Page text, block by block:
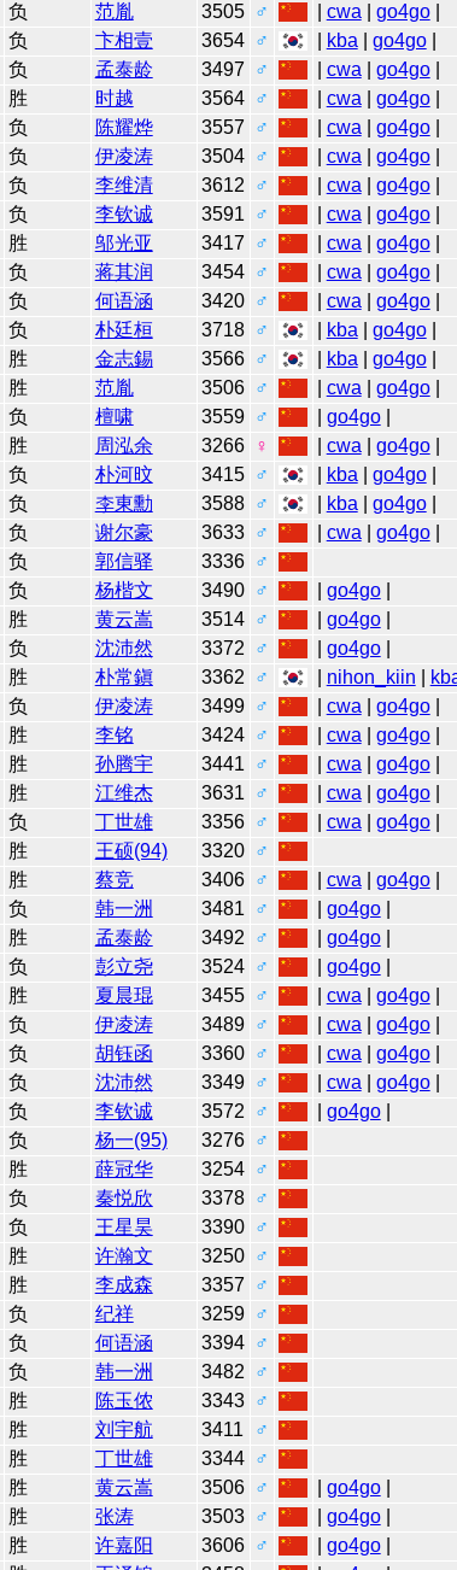
负 范胤 3505 ♂ cwa go4go|
负 卞相壹 3654 ♂ kba go4go|
负 孟泰龄 3497 ♂ cwa go4go|
胜 时越 3564 ♂ cwa go4go|
负 陈耀烨 3557 ♂ cwa go4go|
负 伊凌涛 3504 ♂ cwa go4go|
负 李维清 3612 ♂ cwa go4go|
负 李钦诚 3591 ♂ cwa go4go|
胜 邬光亚 3417 ♂ cwa go4go|
负 蒋其润 3454 ♂ cwa go4go|
负 何语涵 3420 ♂ cwa go4go|
负 朴廷桓 3718 ♂ kba go4go|
胜 金志錫 3566 ♂ kba go4go|
胜 范胤 3506 ♂ cwa go4go|
负 檀啸 3559 ♂ go4go|
胜 周泓余 3266 ♀ cwa go4go|
负 朴河旼 3415 ♂ kba go4go|
负 李東勳 3588 ♂ kba go4go|
负 谢尔豪 3633 ♂ cwa go4go|
负 郭信驿 3336
♂
负 杨楷文 3490 ♂ go4go|
胜 黄云嵩 3514 ♂ go4go|
负 沈沛然 3372 ♂ go4go|
胜 朴常鎭 3362 ♂ nihon_kiin
负 伊凌涛 3499 ♂ cwa go4go|
胜 李铭 3424 ♂ cwa go4go|
胜 孙腾宇 3441 ♂ cwa go4go|
胜 江维杰 3631 ♂ cwa go4go|
负 丁世雄 3356 ♂ cwa go4go|
胜 王硕(94) 3320
♂
胜 蔡竞 3406 ♂ cwa go4go|
负 韩一洲 3481 ♂ go4go|
胜 孟泰龄 3492 ♂ go4go|
负 彭立尧 3524 ♂ go4go|
胜 夏晨琨 3455 ♂ cwa go4go|
负 伊凌涛 3489 ♂ cwa go4go|
负 胡钰函 3360 ♂ cwa go4go|
负 沈沛然 3349 ♂ cwa go4go|
负 李钦诚 3572 ♂ go4go|
负 杨一(95) 3276
♂
胜 薛冠华 3254
♂
负 秦悦欣 3378
♂
负 王星昊 3390
♂
胜 许瀚文 3250
♂
胜 李成森 3357
♂
负 纪祥 3259
♂
负 何语涵 3394
♂
负 韩一洲 3482
♂
胜 陈玉侬 3343
♂
胜 刘宇航 3411
♂
胜 丁世雄 3344
♂
胜 黄云嵩 3506 ♂ go4go|
胜 张涛 3503 ♂ go4go|
胜 许嘉阳 3606 ♂ go4go|